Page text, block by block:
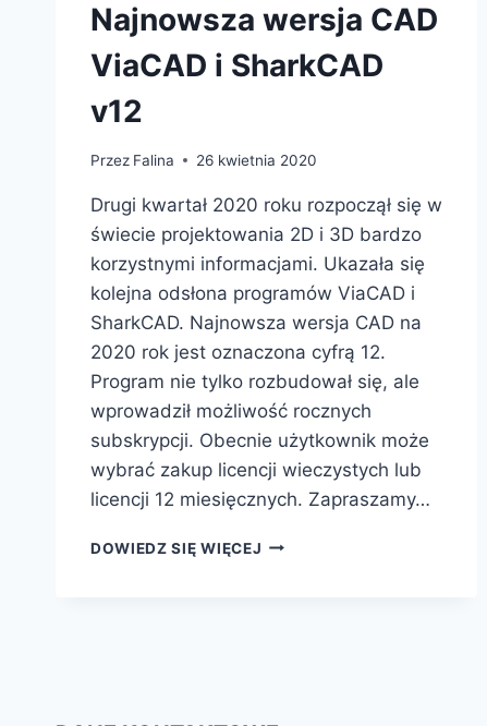
Najnowsza wersja CAD
ViaCAD i SharkCAD
v12
Przez Falina 26 kwietnia 2020
Drugi kwartał 2020 roku rozpoczął się w
świecie projektowania 2D i 3D bardzo
korzystnymi informacjami. Ukazała się
kolejna odsłona programów ViaCAD i
SharkCAD. Najnowsza wersja CAD na
2020 rok jest oznaczona cyfrą 12.
Program nie tylko rozbudował się, ale
wprowadził możliwość rocznych
subskrypcji. Obecnie użytkownik może
wybrać zakup licencji wieczystych lub
licencji 12 miesięcznych. Zapraszamy…
DOWIEDZ SIĘ WIĘCEJ NAJNOWSZA